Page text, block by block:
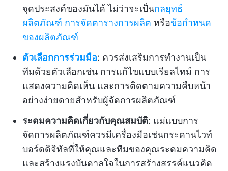
จุดประสงค์ของมันได้ ไม่ว่าจะเป็นกลยุทธ์
ผลิตภัณฑ์ การจัดตารางการผลิต หรือข้อกำหนด
ของผลิตภัณฑ์
ตัวเลือกการร่วมมือ: ควรส่งเสริมการทำงานเป็น
ทีมด้วยตัวเลือกเช่น การแก้ไขแบบเรียลไทม์ การ
แสดงความคิดเห็น และการติดตามความคืบหน้า
อย่างง่ายดายสำหรับผู้จัดการผลิตภัณฑ์
ระดมความคิดเกี่ยวกับคุณสมบัติ: แม่แบบการ
จัดการผลิตภัณฑ์ควรมีเครื่องมือเช่นกระดานไวท์
บอร์ดดิจิทัลที่ให้คุณและทีมของคุณระดมความคิด
และสร้างแรงบันดาลใจในการสร้างสรรค์แนวคิด